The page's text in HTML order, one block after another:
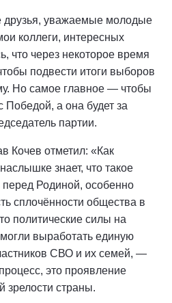
уважаемые молодые
коллеги, интересных
что через некоторое время
подвести итоги выборов
Но самое главное — чтобы
Победой, а она будет за
партии.
Кочев отметил: «Как
знает, что такое
перед Родиной, особенно
сплочённости общества в
политические силы на
выработать единую
СВО и их семей, —
это проявление
зрелости страны.